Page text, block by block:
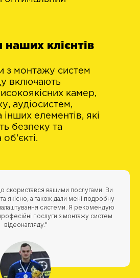
з монтажу систем
включають
камер,
аудіосистем,
інших елементів, які
безпеку та
наших клієнтів
скористався вашими послугами. Ви
якісно, а також дали мені подробну
системи. Я рекомендую
послуги з монтажу систем
відеонагляду."